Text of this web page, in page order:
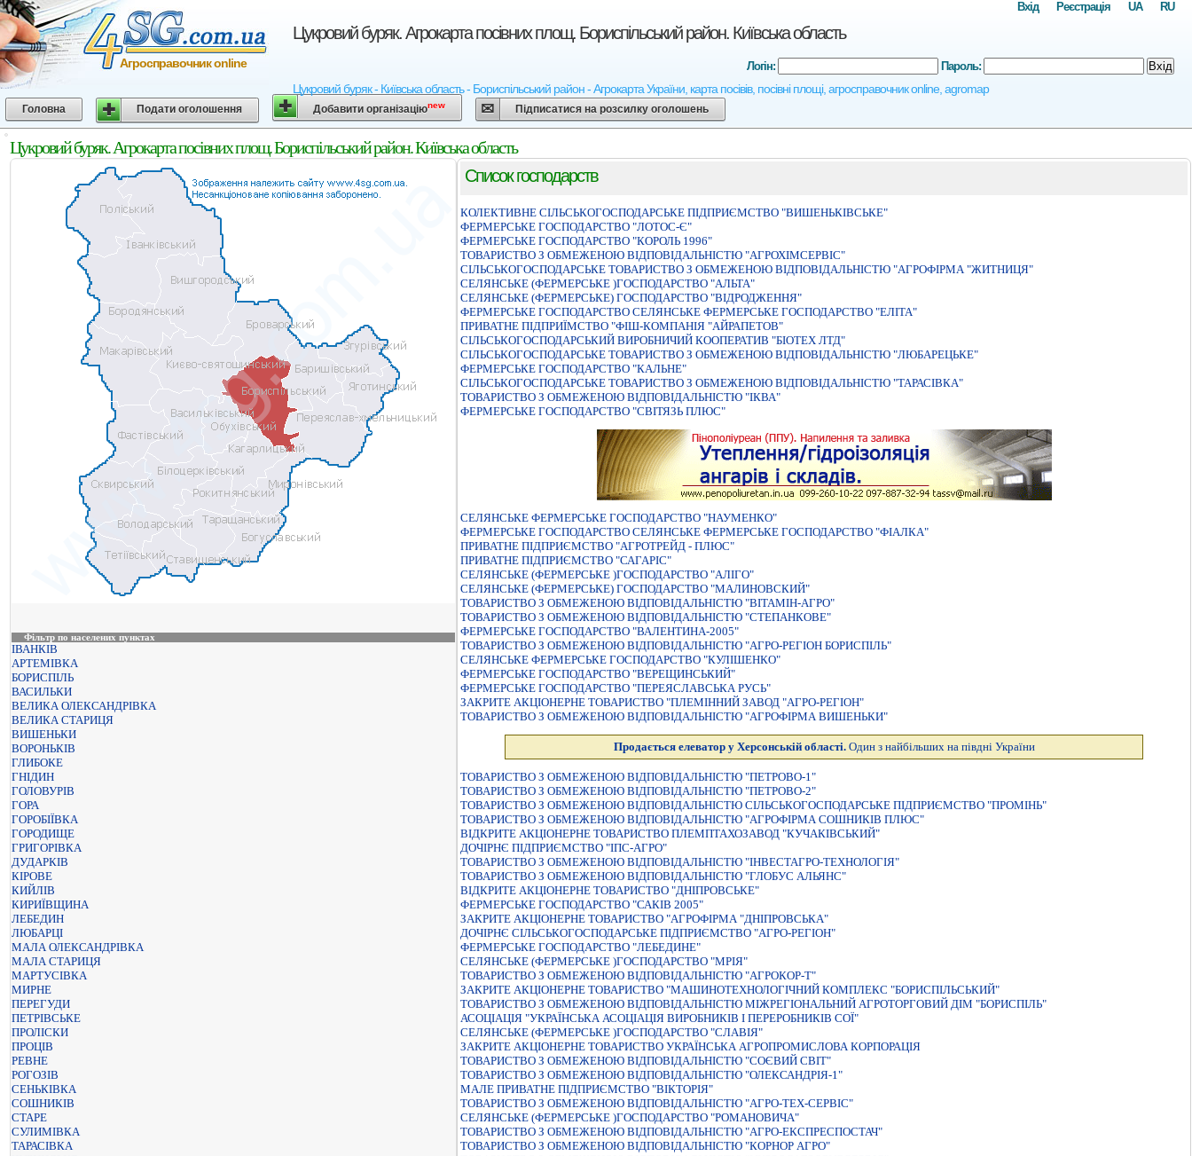
Цукровий буряк. Агрокарта посівних площ. Бориспільський район. Київська область
Цукровий буряк - Київська область - Бориспільський район - Агрокарта України, карта посівів, посівні площі, агросправочник online, agromap
Агросправочник online
RU
UA
Реєстрація
Вхід
Логін: Пароль: Вхід
Головна Подати оголошення Добавити організаціюnew Підписатися на розсилку оголошень
Цукровий буряк. Агрокарта посівних площ. Бориспільський район. Київська область
Фільтр по населених пунктах
ІВАНКІВ
АРТЕМІВКА
БОРИСПІЛЬ
ВАСИЛЬКИ
ВЕЛИКА ОЛЕКСАНДРІВКА
ВЕЛИКА СТАРИЦЯ
ВИШЕНЬКИ
ВОРОНЬКІВ
ГЛИБОКЕ
ГНІДИН
ГОЛОВУРІВ
ГОРА
ГОРОБІЇВКА
ГОРОДИЩЕ
ГРИГОРІВКА
ДУДАРКІВ
КІРОВЕ
КИЙЛІВ
КИРИЇВЩИНА
ЛЕБЕДИН
ЛЮБАРЦІ
МАЛА ОЛЕКСАНДРІВКА
МАЛА СТАРИЦЯ
МАРТУСІВКА
МИРНЕ
ПЕРЕГУДИ
ПЕТРІВСЬКЕ
ПРОЛІСКИ
ПРОЦІВ
РЕВНЕ
РОГОЗІВ
СЕНЬКІВКА
СОШНИКІВ
СТАРЕ
СУЛИМІВКА
ТАРАСІВКА
Список господарств
КОЛЕКТИВНЕ СІЛЬСЬКОГОСПОДАРСЬКЕ ПІДПРИЄМСТВО "ВИШЕНЬКІВСЬКЕ"
ФЕРМЕРСЬКЕ ГОСПОДАРСТВО "ЛОТОС-Є"
ФЕРМЕРСЬКЕ ГОСПОДАРСТВО "КОРОЛЬ 1996"
ТОВАРИСТВО З ОБМЕЖЕНОЮ ВIДПОВIДАЛЬНIСТЮ "АГРОХIМСЕРВIС"
СIЛЬСЬКОГОСПОДАРСЬКЕ ТОВАРИСТВО З ОБМЕЖЕНОЮ ВIДПОВIДАЛЬНIСТЮ "АГРОФIРМА "ЖИТНИЦЯ"
СЕЛЯНСЬКЕ (ФЕРМЕРСЬКЕ )ГОСПОДАРСТВО "АЛЬТА"
СЕЛЯНСЬКЕ (ФЕРМЕРСЬКЕ) ГОСПОДАРСТВО "ВІДРОДЖЕННЯ"
ФЕРМЕРСЬКЕ ГОСПОДАРСТВО СЕЛЯНСЬКЕ ФЕРМЕРСЬКЕ ГОСПОДАРСТВО "ЕЛIТА"
ПРИВАТНЕ ПIДПРИЇМСТВО "ФIШ-КОМПАНIЯ "АЙРАПЕТОВ"
СIЛЬСЬКОГОСПОДАРСЬКИЙ ВИРОБНИЧИЙ КООПЕРАТИВ "БIОТЕХ ЛТД"
СIЛЬСЬКОГОСПОДАРСЬКЕ ТОВАРИСТВО З ОБМЕЖЕНОЮ ВIДПОВIДАЛЬНIСТЮ "ЛЮБАРЕЦЬКЕ"
ФЕРМЕРСЬКЕ ГОСПОДАРСТВО "КАЛЬНЕ"
СIЛЬСЬКОГОСПОДАРСЬКЕ ТОВАРИСТВО З ОБМЕЖЕНОЮ ВIДПОВIДАЛЬНIСТЮ "ТАРАСIВКА"
ТОВАРИСТВО З ОБМЕЖЕНОЮ ВIДПОВIДАЛЬНIСТЮ "IКВА"
ФЕРМЕРСЬКЕ ГОСПОДАРСТВО "СВIТЯЗЬ ПЛЮС"
СЕЛЯНСЬКЕ ФЕРМЕРСЬКЕ ГОСПОДАРСТВО "НАУМЕНКО"
ФЕРМЕРСЬКЕ ГОСПОДАРСТВО СЕЛЯНСЬКЕ ФЕРМЕРСЬКЕ ГОСПОДАРСТВО "ФIАЛКА"
ПРИВАТНЕ ПІДПРИЄМСТВО "АГРОТРЕЙД - ПЛЮС"
ПРИВАТНЕ ПІДПРИЄМСТВО "САГАРІС"
СЕЛЯНСЬКЕ (ФЕРМЕРСЬКЕ )ГОСПОДАРСТВО "АЛIГО"
СЕЛЯНСЬКЕ (ФЕРМЕРСЬКЕ) ГОСПОДАРСТВО "МАЛИНОВСКИЙ"
ТОВАРИСТВО З ОБМЕЖЕНОЮ ВІДПОВІДАЛЬНІСТЮ "ВІТАМІН-АГРО"
ТОВАРИСТВО З ОБМЕЖЕНОЮ ВІДПОВІДАЛЬНІСТЮ "СТЕПАНКОВЕ"
ФЕРМЕРСЬКЕ ГОСПОДАРСТВО "ВАЛЕНТИНА-2005"
ТОВАРИСТВО З ОБМЕЖЕНОЮ ВIДПОВIДАЛЬНIСТЮ "АГРО-РЕГIОН БОРИСПIЛЬ"
СЕЛЯНСЬКЕ ФЕРМЕРСЬКЕ ГОСПОДАРСТВО "КУЛІШЕНКО"
ФЕРМЕРСЬКЕ ГОСПОДАРСТВО "ВЕРЕЩИНСЬКИЙ"
ФЕРМЕРСЬКЕ ГОСПОДАРСТВО "ПЕРЕЯСЛАВСЬКА РУСЬ"
ЗАКРИТЕ АКЦIОНЕРНЕ ТОВАРИСТВО "ПЛЕМIННИЙ ЗАВОД "АГРО-РЕГIОН"
ТОВАРИСТВО З ОБМЕЖЕНОЮ ВIДПОВIДАЛЬНIСТЮ "АГРОФIРМА ВИШЕНЬКИ"
Продається елеватор у Херсонській області. Один з найбільших на півдні України
ТОВАРИСТВО З ОБМЕЖЕНОЮ ВІДПОВІДАЛЬНІСТЮ "ПЕТРОВО-1"
ТОВАРИСТВО З ОБМЕЖЕНОЮ ВІДПОВІДАЛЬНІСТЮ "ПЕТРОВО-2"
ТОВАРИСТВО З ОБМЕЖЕНОЮ ВІДПОВІДАЛЬНІСТЮ СІЛЬСЬКОГОСПОДАРСЬКЕ ПІДПРИЄМСТВО "ПРОМІНЬ"
ТОВАРИСТВО З ОБМЕЖЕНОЮ ВIДПОВIДАЛЬНIСТЮ "АГРОФIРМА СОШНИКIВ ПЛЮС"
ВIДКРИТЕ АКЦIОНЕРНЕ ТОВАРИСТВО ПЛЕМПТАХОЗАВОД "КУЧАКIВСЬКИЙ"
ДОЧІРНЄ ПІДПРИЄМСТВО "ІПС-АГРО"
ТОВАРИСТВО З ОБМЕЖЕНОЮ ВІДПОВІДАЛЬНІСТЮ "ІНВЕСТАГРО-ТЕХНОЛОГІЯ"
ТОВАРИСТВО З ОБМЕЖЕНОЮ ВIДПОВIДАЛЬНIСТЮ "ГЛОБУС АЛЬЯНС"
ВIДКРИТЕ АКЦIОНЕРНЕ ТОВАРИСТВО "ДНIПРОВСЬКЕ"
ФЕРМЕРСЬКЕ ГОСПОДАРСТВО "САКIВ 2005"
ЗАКРИТЕ АКЦIОНЕРНЕ ТОВАРИСТВО "АГРОФIРМА "ДНIПРОВСЬКА"
ДОЧIРНЄ СIЛЬСЬКОГОСПОДАРСЬКЕ ПIДПРИЄМСТВО "АГРО-РЕГIОН"
ФЕРМЕРСЬКЕ ГОСПОДАРСТВО "ЛЕБЕДИНЕ"
СЕЛЯНСЬКЕ (ФЕРМЕРСЬКЕ )ГОСПОДАРСТВО "МРIЯ"
ТОВАРИСТВО З ОБМЕЖЕНОЮ ВIДПОВIДАЛЬНIСТЮ "АГРОКОР-Т"
ЗАКРИТЕ АКЦIОНЕРНЕ ТОВАРИСТВО "МАШИНОТЕХНОЛОГIЧНИЙ КОМПЛЕКС "БОРИСПIЛЬСЬКИЙ"
ТОВАРИСТВО З ОБМЕЖЕНОЮ ВIДПОВIДАЛЬНIСТЮ МIЖРЕГIОНАЛЬНИЙ АГРОТОРГОВИЙ ДIМ "БОРИСПIЛЬ"
АСОЦІАЦІЯ "УКРАЇНСЬКА АСОЦІАЦІЯ ВИРОБНИКІВ І ПЕРЕРОБНИКІВ СОЇ"
СЕЛЯНСЬКЕ (ФЕРМЕРСЬКЕ )ГОСПОДАРСТВО "СЛАВIЯ"
ЗАКРИТЕ АКЦIОНЕРНЕ ТОВАРИСТВО УКРАЇНСЬКА АГРОПРОМИСЛОВА КОРПОРАЦIЯ
ТОВАРИСТВО З ОБМЕЖЕНОЮ ВIДПОВIДАЛЬНIСТЮ "СОЄВИЙ СВIТ"
ТОВАРИСТВО З ОБМЕЖЕНОЮ ВIДПОВIДАЛЬНIСТЮ "ОЛЕКСАНДРIЯ-1"
МАЛЕ ПРИВАТНЕ ПІДПРИЄМСТВО "ВІКТОРІЯ"
ТОВАРИСТВО З ОБМЕЖЕНОЮ ВIДПОВIДАЛЬНIСТЮ "АГРО-ТЕХ-СЕРВIС"
СЕЛЯНСЬКЕ (ФЕРМЕРСЬКЕ )ГОСПОДАРСТВО "РОМАНОВИЧА"
ТОВАРИСТВО З ОБМЕЖЕНОЮ ВIДПОВIДАЛЬНIСТЮ "АГРО-ЕКСПРЕСПОСТАЧ"
ТОВАРИСТВО З ОБМЕЖЕНОЮ ВIДПОВIДАЛЬНIСТЮ "КОРНОР АГРО"